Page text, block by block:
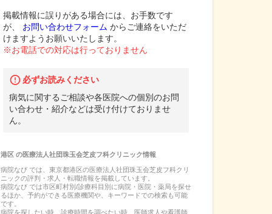
掲載情報に誤りがある場合には、お手数です
が、
お問い合わせフォーム からご連絡をいただ
けますようお願いいたします。
※お電話での対応は行っておりません
必ずお読みください
病気に関するご相談や各医院への個別のお問
い合わせ・紹介などは受け付けておりませ
ん。
港区の医療法人社団珠玉会芝皮フ科クリニック情報
病院なび では、 東京都港区の医療法人社団珠玉会芝皮フ科クリ
ニックの評判・求人・転職情報を掲載しています。
病院なび では市区町村別/診療科目別に病院・医院・薬局を探せ
るほか、予約ができる医療機関や、キーワードでの検索も可能
です。
病院を探したい時、診療時間を調べたい時、医師求人や看護師